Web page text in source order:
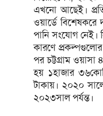
এখনো আছেই।
ওয়ার্ডে
পানি সংযোগ নেই।
কারণে
পর চট্টগ্রাম ওয়াসা
হয় ১হাজার
টাকায়। ২০২০
২০২৩সাল পর্যন্ত।